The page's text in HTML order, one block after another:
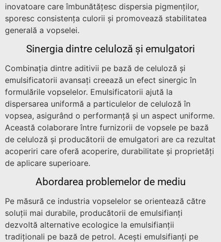
inovatoare care îmbunătățesc dispersia pigmenților,
sporesc consistența culorii și promovează stabilitatea
generală a vopselei.
Sinergia dintre celuloză și emulgatori
Combinația dintre aditivii pe bază de celuloză și
emulsificatorii avansați creează un efect sinergic în
formulările vopselelor. Emulsificatorii ajută la
dispersarea uniformă a particulelor de celuloză în
vopsea, asigurând o performanță și un aspect uniforme.
Această colaborare între furnizorii de vopsele pe bază
de celuloză și producătorii de emulgatori are ca rezultat
acoperiri care oferă acoperire, durabilitate și proprietăți
de aplicare superioare.
Abordarea problemelor de mediu
Pe măsură ce industria vopselelor se orientează către
soluții mai durabile, producătorii de emulsifianți
dezvoltă alternative ecologice la emulsifianții
tradiționali pe bază de petrol. Acești emulsifianți pe